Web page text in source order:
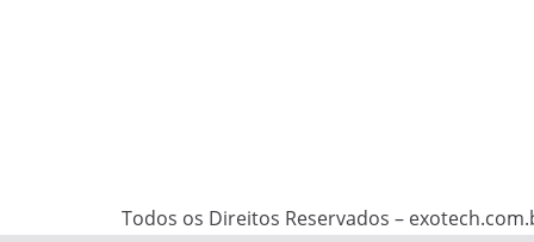
Todos os Direitos Reservados –